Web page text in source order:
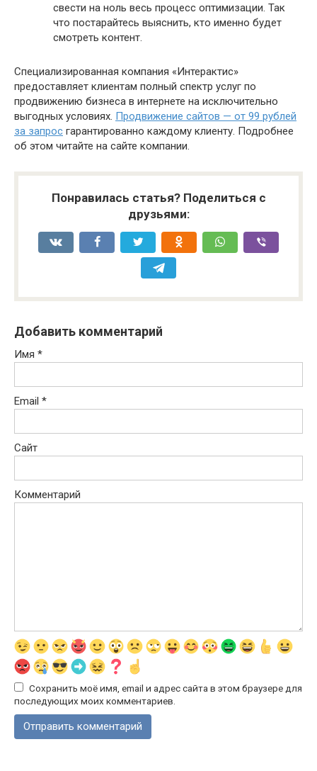
свести на ноль весь процесс оптимизации. Так
что постарайтесь выяснить, кто именно будет
смотреть контент.
Специализированная компания «Интерактис»
предоставляет клиентам полный спектр услуг по
продвижению бизнеса в интернете на исключительно
выгодных условиях. Продвижение сайтов — от 99 рублей
за запрос гарантированно каждому клиенту. Подробнее
об этом читайте на сайте компании.
Понравилась статья? Поделиться с
друзьями:
Добавить комментарий
Имя *
Email *
Сайт
Комментарий
Сохранить моё имя, email и адрес сайта в этом браузере для
последующих моих комментариев.